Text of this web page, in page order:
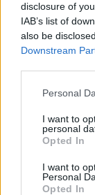
disclosure of
IAB’s list of
also be
Downstream
Please note
not limited to
grant or deny
use your data
consent section.
Personal
I want to
personal
Opted In
I want to
Personal
Opted In
#BELFÖLD #
Népszerű